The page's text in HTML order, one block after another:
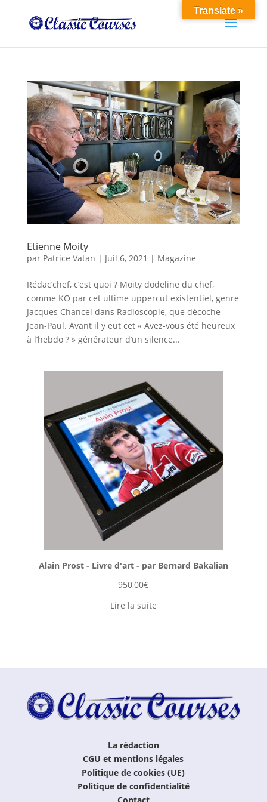
Etienne Moity
par Patrice Vatan | Juil 6, 2021 | Magazine
Rédac’chef, c’est quoi ? Moity dodeline du chef,
comme KO par cet ultime uppercut existentiel, genre
Jacques Chancel dans Radioscopie, que décoche
Jean-Paul. Avant il y eut cet « Avez-vous été heureux
à l’hebdo ? » générateur d’un silence...
Alain Prost - Livre d'art - par Bernard Bakalian
950,00€
Lire la suite
La rédaction
CGU et mentions légales
Politique de cookies (UE)
Politique de confidentialité
Contact
Translate »